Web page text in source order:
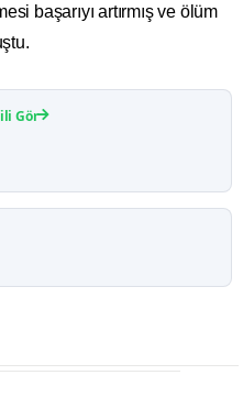
başarıyı artırmış ve ölüm
Gör